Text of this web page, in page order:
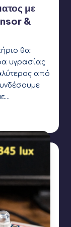
με
&
θα:
υγρασίας
από